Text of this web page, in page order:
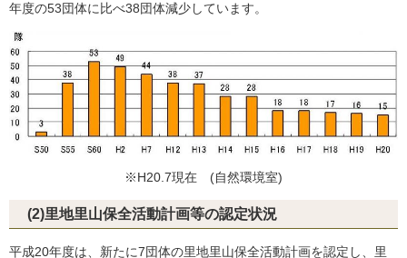
年度の53団体に比べ38団体減少しています。
※H20.7現在 (自然環境室)
(2)里地里山保全活動計画等の認定状況
平成20年度は、新たに7団体の里地里山保全活動計画を認定し、里